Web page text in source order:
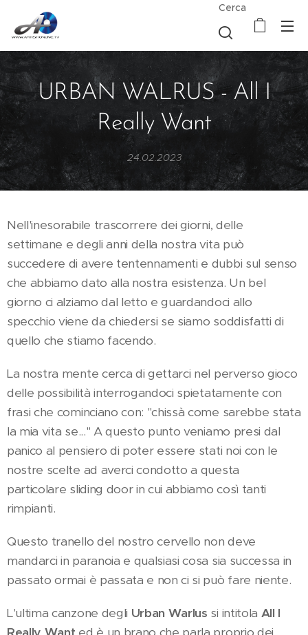
Cerca
URBAN WALRUS - All I
Really Want
24.02.2023
Nell'inesorabile trascorrere dei giorni, delle
settimane e degli anni della nostra vita può
succedere di avere tentennamenti e dubbi sul senso
che abbiamo dato alla nostra esistenza. Un bel
giorno ci alziamo dal letto e guardandoci allo
specchio viene da chiedersi se siamo soddisfatti di
quello che stiamo facendo.
La nostra mente cerca di gettarci nel perverso gioco
delle possibilità interrogandoci spietatamente con
frasi che cominciano con: "chissà come sarebbe stata
la mia vita se..." A questo punto veniamo presi dal
panico al pensiero di poter essere stati noi con le
nostre scelte ad averci condotto a questa
particolare sliding door in cui abbiamo così tanti
rimpianti.
Questo tranello del nostro cervello non deve
mandarci in paranoia e qualsiasi cosa sia successa in
passato ormai è passata e non ci si può fare niente.
L'ultima canzone degli Urban Warlus si intitola All I